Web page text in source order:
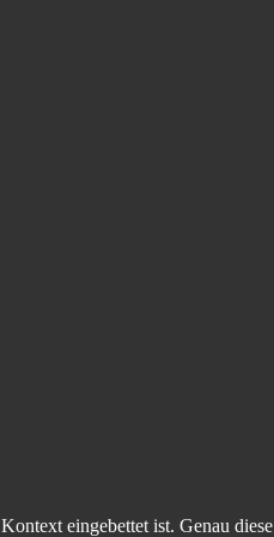
eingebettet ist. Genau diese